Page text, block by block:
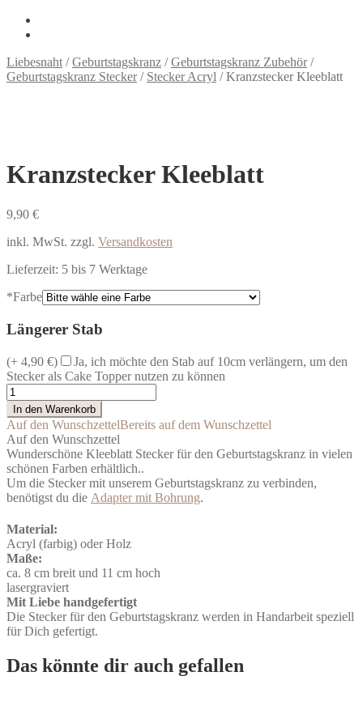
Liebesnaht /Geburtstagskranz /Geburtstagskranz Zubehör/
Geburtstagskranz Stecker/ Stecker Acryl /Kranzstecker Kleeblatt
Kranzstecker Kleeblatt
9,90 €
inkl. MwSt. zzgl. Versandkosten
Lieferzeit: 5 bis 7 Werktage
*Farbe
Längerer Stab
(+ 4,90 €)
Ja, ich möchte den Stab auf 10cm verlängern, um den
Stecker als Cake Topper nutzen zu können
Kranzstecker
Kleeblatt
Menge
In den Warenkorb
Auf den WunschzettelBereits auf dem Wunschzettel
Auf den Wunschzettel
Wunderschöne Kleeblatt Stecker für den Geburtstagskranz in vielen
schönen Farben erhältlich..
Um die Stecker mit unserem Geburtstagskranz zu verbinden,
benötigst du die Adapter mit Bohrung.
Material:
Acryl (farbig) oder Holz
Maße:
ca. 8 cm breit und 11 cm hoch
lasergraviert
Mit Liebe handgefertigt
Die Stecker für den Geburtstagskranz werden in Handarbeit speziell
für Dich gefertigt.
Das könnte dir auch gefallen